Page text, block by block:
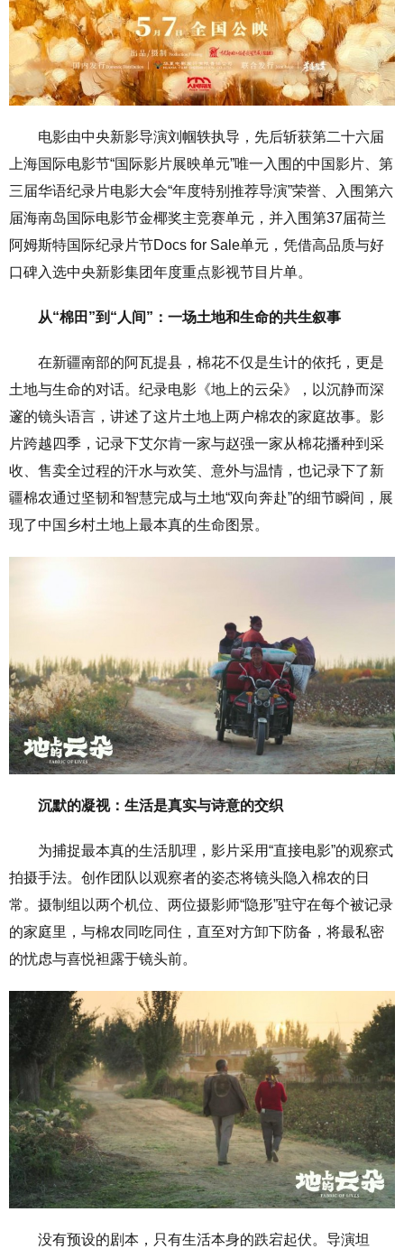
电影由中央新影导演刘帼轶执导，先后斩获第二十六届
上海国际电影节“国际影片展映单元”唯一入围的中国影片、第
三届华语纪录片电影大会“年度特别推荐导演”荣誉、入围第六
届海南岛国际电影节金椰奖主竞赛单元，并入围第37届荷兰
阿姆斯特国际纪录片节Docs for Sale单元，凭借高品质与好
口碑入选中央新影集团年度重点影视节目片单。
从“棉田”到“人间”：一场土地和生命的共生叙事
在新疆南部的阿瓦提县，棉花不仅是生计的依托，更是
土地与生命的对话。纪录电影《地上的云朵》，以沉静而深
邃的镜头语言，讲述了这片土地上两户棉农的家庭故事。影
片跨越四季，记录下艾尔肯一家与赵强一家从棉花播种到采
收、售卖全过程的汗水与欢笑、意外与温情，也记录下了新
疆棉农通过坚韧和智慧完成与土地“双向奔赴”的细节瞬间，展
现了中国乡村土地上最本真的生命图景。
沉默的凝视：生活是真实与诗意的交织
为捕捉最本真的生活肌理，影片采用“直接电影”的观察式
拍摄手法。创作团队以观察者的姿态将镜头隐入棉农的日
常。摄制组以两个机位、两位摄影师“隐形”驻守在每个被记录
的家庭里，与棉农同吃同住，直至对方卸下防备，将最私密
的忧虑与喜悦袒露于镜头前。
没有预设的剧本，只有生活本身的跌宕起伏。导演坦